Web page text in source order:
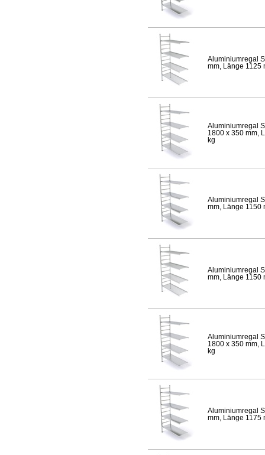
Aluminiumregal
mm, Länge 1125
Aluminiumregal
1800 x 350 mm,
kg
Aluminiumregal
mm, Länge 1150
Aluminiumregal
mm, Länge 1150
Aluminiumregal
1800 x 350 mm,
kg
Aluminiumregal
mm, Länge 1175